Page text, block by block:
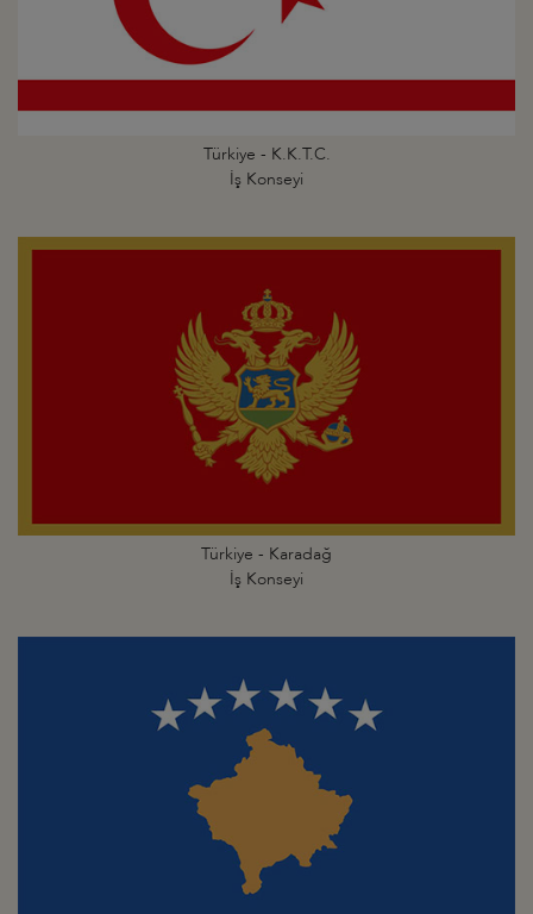
Türkiye - K.K.T.C.
İş Konseyi
Türkiye - Karadağ
İş Konseyi